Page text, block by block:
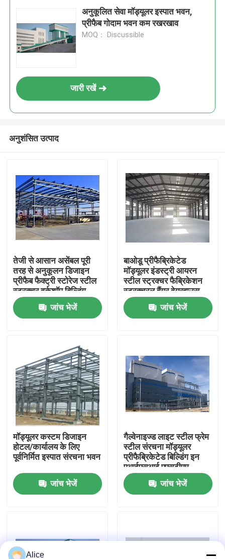
घर
उत्पादों
कारखाना भ्रमण
गुणवत्ता नियंत्रण
संपर्क करें
एक उद्धरण का अनुरोध करें
इस्पात संरचना भवन
इस्पात संरचना कार्यशाला
अनुकूलित सेवा मॉड्यूलर इस्पात भवन,
प्रीफैब गोदाम भवन कम रखरखाव
MOQ： Discussible
जारी रखें
अनुशंसित उत्पाद
तेजी से आसान असेंबल पूरी
तरह से अनुकूलन डिजाइन
प्रीफैब फैक्ट्री स्टोरेज स्टील
स्ट्रक्चर वर्कशॉप बिल्डिंग
जांच भेजें
बाओडू प्रीफैब्रिकेटेड
मॉड्यूलर इंडस्ट्री आयरन
स्टील स्ट्रक्चर फैब्रिकेशन
स्ट्रक्चरल हैंगर वेयरहाउस
बिल्डिंग फॉर वर्कशॉप
जांच भेजें
मॉड्यूलर कस्टम डिजाइन
होटल/कार्यालय के लिए
पूर्वनिर्मित इस्पात संरचना भवन
जांच भेजें
गैल्वेनाइज्ड लाइट स्टील फ्रेम
स्टील संरचना मॉड्यूलर
प्रीफैब्रिकेटेड बिल्डिंग इन
एआईएसआई एएसटीएम
डीआईएन जेआईएस जीबी
मानक
जांच भेजें
Alice